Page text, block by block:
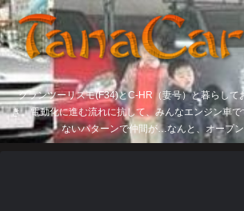
グランツーリスモ(F34)とC-HR（妻号）と暮らして
き。電動化に進む流れに抗して、みんなエンジン車
ないパターンで仲間が…なんと、オープ